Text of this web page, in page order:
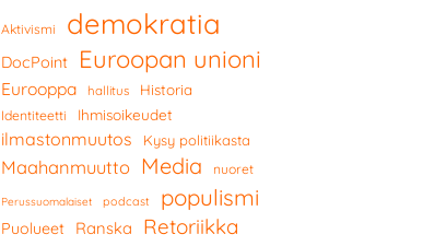
Aktivismi demokratia
DocPoint Euroopan unioni
Eurooppa hallitus Historia
Identiteetti Ihmisoikeudet
ilmastonmuutos Kysy politiikasta
Maahanmuutto Media nuoret
Perussuomalaiset podcast populismi
Puolueet Ranska Retoriikka